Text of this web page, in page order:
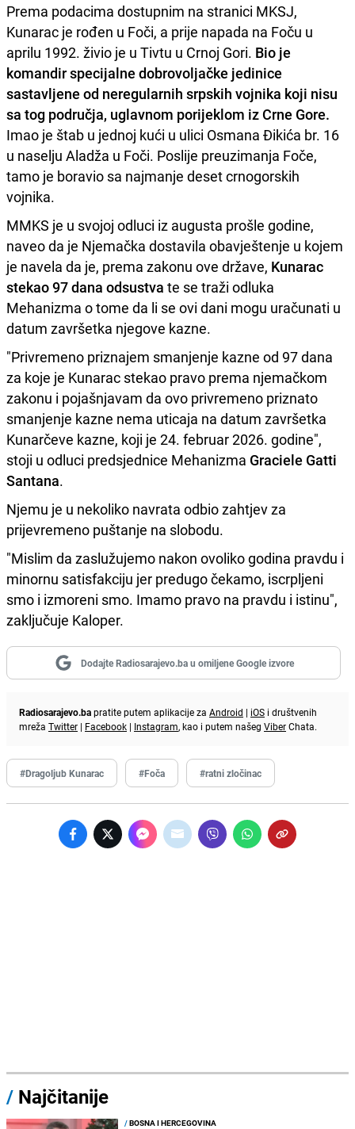
Prema podacima dostupnim na stranici MKSJ,
Kunarac je rođen u Foči, a prije napada na Foču u
aprilu 1992. živio je u Tivtu u Crnoj Gori. Bio je
komandir specijalne dobrovoljačke jedinice
sastavljene od neregularnih srpskih vojnika koji nisu
sa tog područja, uglavnom porijeklom iz Crne Gore.
Imao je štab u jednoj kući u ulici Osmana Đikića br. 16
u naselju Aladža u Foči. Poslije preuzimanja Foče,
tamo je boravio sa najmanje deset crnogorskih
vojnika.
MMKS je u svojoj odluci iz augusta prošle godine,
naveo da je Njemačka dostavila obavještenje u kojem
je navela da je, prema zakonu ove države, Kunarac
stekao 97 dana odsustva te se traži odluka
Mehanizma o tome da li se ovi dani mogu uračunati u
datum završetka njegove kazne.
"Privremeno priznajem smanjenje kazne od 97 dana
za koje je Kunarac stekao pravo prema njemačkom
zakonu i pojašnjavam da ovo privremeno priznato
smanjenje kazne nema uticaja na datum završetka
Kunarčeve kazne, koji je 24. februar 2026. godine",
stoji u odluci predsjednice Mehanizma Graciele Gatti
Santana.
Njemu je u nekoliko navrata odbio zahtjev za
prijevremeno puštanje na slobodu.
"Mislim da zaslužujemo nakon ovoliko godina pravdu i
minornu satisfakciju jer predugo čekamo, iscrpljeni
smo i izmoreni smo. Imamo pravo na pravdu i istinu",
zaključuje Kaloper.
Dodajte Radiosarajevo.ba u omiljene Google izvore
Radiosarajevo.bapratite putem aplikacije za Android | iOS i društvenih
mreža Twitter | Facebook | Instagram, kao i putem našeg ViberChata.
#Dragoljub Kunarac #Foča #ratni zločinac
/ Najčitanije
/BOSNA I HERCEGOVINA